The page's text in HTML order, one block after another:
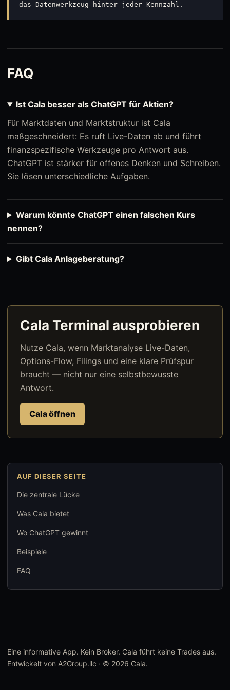
das Datenwerkzeug hinter jeder Kennzahl.
FAQ
Ist Cala besser als ChatGPT für Aktien?
Für Marktdaten und Marktstruktur ist Cala
maßgeschneidert: Es ruft Live-Daten ab und führt
finanzspezifische Werkzeuge pro Antwort aus.
ChatGPT ist stärker für offenes Denken und Schreiben.
Sie lösen unterschiedliche Aufgaben.
Warum könnte ChatGPT einen falschen Kurs
nennen?
Gibt Cala Anlageberatung?
Cala Terminal ausprobieren
Nutze Cala, wenn Marktanalyse Live-Daten,
Options-Flow, Filings und eine klare Prüfspur
braucht — nicht nur eine selbstbewusste
Antwort.
Cala öffnen
AUF DIESER SEITE
Die zentrale Lücke
Was Cala bietet
Wo ChatGPT gewinnt
Beispiele
FAQ
Eine informative App. Kein Broker. Cala führt keine Trades aus.
Entwickelt von A2Group.llc · © 2026 Cala.